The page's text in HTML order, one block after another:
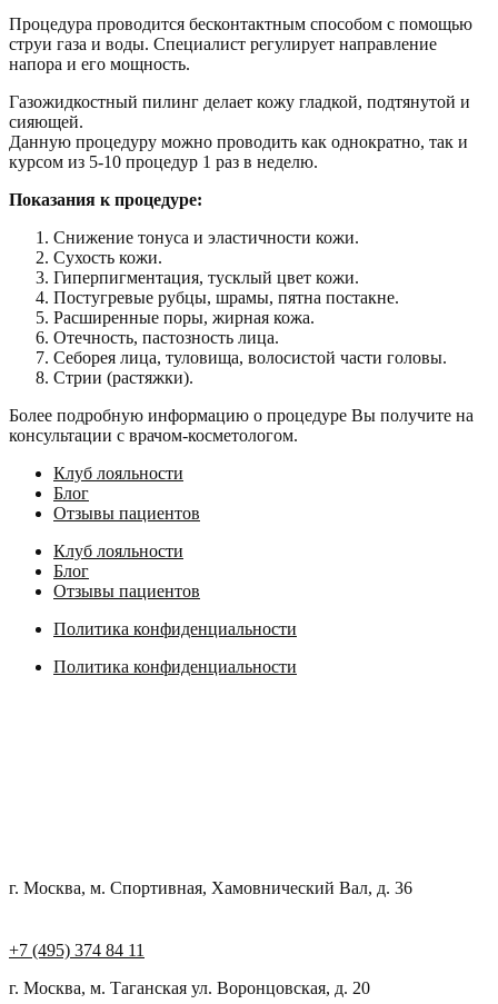
Процедура проводится бесконтактным способом с помощью
струи газа и воды. Специалист регулирует направление
напора и его мощность.
Газожидкостный пилинг делает кожу гладкой, подтянутой и
сияющей.
Данную процедуру можно проводить как однократно, так и
курсом из 5-10 процедур 1 раз в неделю.
Показания к процедуре:
Снижение тонуса и эластичности кожи.
Сухость кожи.
Гиперпигментация, тусклый цвет кожи.
Постугревые рубцы, шрамы, пятна постакне.
Расширенные поры, жирная кожа.
Отечность, пастозность лица.
Себорея лица, туловища, волосистой части головы.
Стрии (растяжки).
Более подробную информацию о процедуре Вы получите на
консультации с врачом-косметологом.
Клуб лояльности
Блог
Отзывы пациентов
Клуб лояльности
Блог
Отзывы пациентов
Политика конфиденциальности
Политика конфиденциальности
г. Москва, м. Спортивная, Хамовнический Вал, д. 36
+7 (495) 374 84 11
г. Москва, м. Таганская ул. Воронцовская, д. 20